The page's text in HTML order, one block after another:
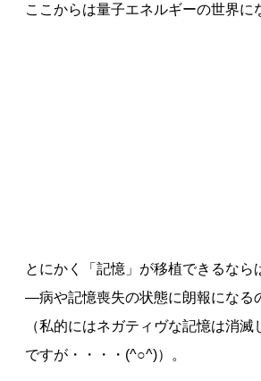
ここからは量子エネルギーの世界に
とにかく「記憶」が移植できるなら
―病や記憶喪失の状態に朗報になる
（私的にはネガティヴな記憶は消滅
ですが・・・・(^○^)）。